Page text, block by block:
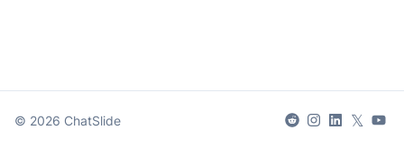
© 2026 ChatSlide 𝕏